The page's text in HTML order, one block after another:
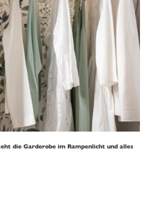
die Garderobe im Rampenlicht und alles